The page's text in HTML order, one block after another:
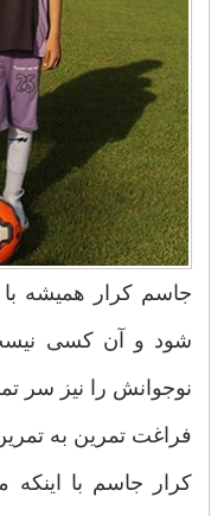
جاسم کرار همیشه
شود و آن کسی
نوجوانش را نیز سر
فراغت تمرین به